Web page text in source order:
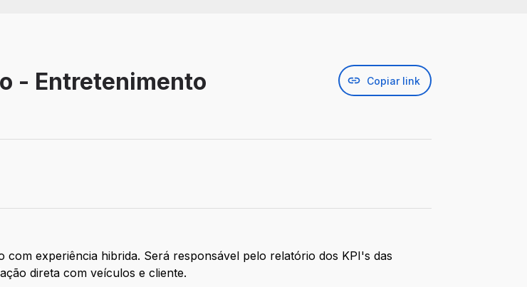
- Entretenimento Copiar link
com experiência hibrida. Será responsável pelo relatório dos KPI's das
direta com veículos e cliente.